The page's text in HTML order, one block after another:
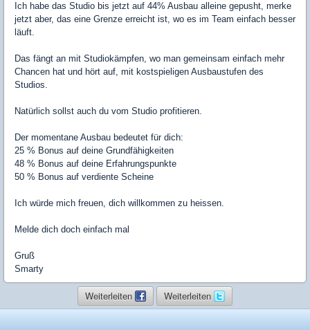
Ich habe das Studio bis jetzt auf 44% Ausbau alleine gepusht, merke
jetzt aber, das eine Grenze erreicht ist, wo es im Team einfach besser
läuft.
Das fängt an mit Studiokämpfen, wo man gemeinsam einfach mehr
Chancen hat und hört auf, mit kostspieligen Ausbaustufen des
Studios.
Natürlich sollst auch du vom Studio profitieren.
Der momentane Ausbau bedeutet für dich:
25 % Bonus auf deine Grundfähigkeiten
48 % Bonus auf deine Erfahrungspunkte
50 % Bonus auf verdiente Scheine
Ich würde mich freuen, dich willkommen zu heissen.
Melde dich doch einfach mal
Gruß
Smarty
Weiterleiten Weiterleiten